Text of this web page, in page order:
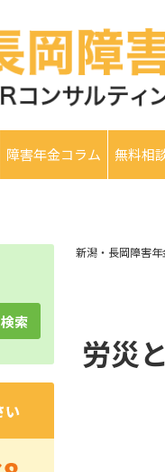
障害年金コラム 無料相
新潟・長岡障害年
労災
検索